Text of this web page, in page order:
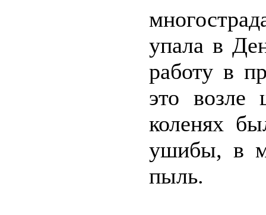
упала в
работу в
это возле
коленях
ушибы, в
пыль.